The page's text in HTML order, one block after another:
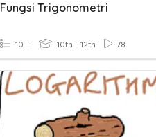
Fungsi Trigonometri
10 T 10th - 12th 78